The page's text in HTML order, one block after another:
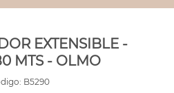
EXTENSIBLE -
MTS - OLMO
B5290